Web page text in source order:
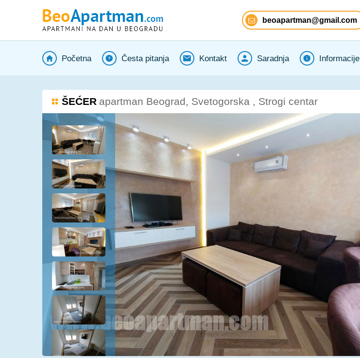
beoapartman@gmail.com
Početna Česta pitanja Kontakt Saradnja Informacije
ŠEĆER apartman Beograd, Svetogorska , Strogi centar